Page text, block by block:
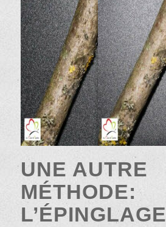
UNE AUTRE
MÉTHODE:
L’ÉPINGLAGE